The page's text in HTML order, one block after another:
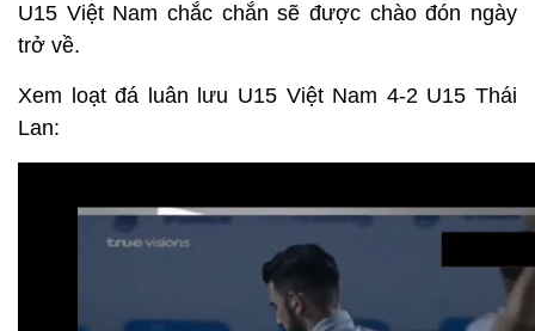
U15 Việt Nam chắc chắn sẽ được chào đón ngày
trở về.
Xem loạt đá luân lưu U15 Việt Nam 4-2 U15 Thái
Lan: